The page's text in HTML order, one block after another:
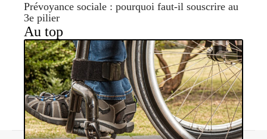
Prévoyance sociale : pourquoi faut-il souscrire au
3e pilier
Au top